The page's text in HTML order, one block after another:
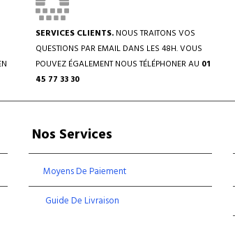
SERVICES CLIENTS. NOUS TRAITONS VOS
QUESTIONS PAR EMAIL DANS LES 48H. VOUS
POUVEZ ÉGALEMENT NOUS TÉLÉPHONER AU 01
45 77 33 30
Nos Services
Moyens De Paiement
Guide De Livraison